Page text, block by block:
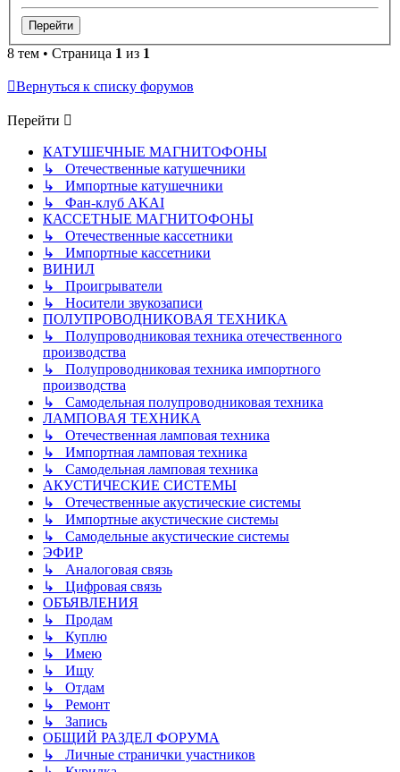
8 тем • Страница 1 из 1
Вернуться к списку форумов
Перейти
КАТУШЕЧНЫЕ МАГНИТОФОНЫ
↳ Отечественные катушечники
↳ Импортные катушечники
↳ Фан-клуб AKAI
КАССЕТНЫЕ МАГНИТОФОНЫ
↳ Отечественные кассетники
↳ Импортные кассетники
ВИНИЛ
↳ Проигрыватели
↳ Носители звукозаписи
ПОЛУПРОВОДНИКОВАЯ ТЕХНИКА
↳ Полупроводниковая техника отечественного
производства
↳ Полупроводниковая техника импортного
производства
↳ Самодельная полупроводниковая техника
ЛАМПОВАЯ ТЕХНИКА
↳ Отечественная ламповая техника
↳ Импортная ламповая техника
↳ Самодельная ламповая техника
АКУСТИЧЕСКИЕ СИСТЕМЫ
↳ Отечественные акустические системы
↳ Импортные акустические системы
↳ Самодельные акустические системы
ЭФИР
↳ Аналоговая связь
↳ Цифровая связь
ОБЪЯВЛЕНИЯ
↳ Продам
↳ Куплю
↳ Имею
↳ Ищу
↳ Отдам
↳ Ремонт
↳ Запись
ОБЩИЙ РАЗДЕЛ ФОРУМА
↳ Личные странички участников